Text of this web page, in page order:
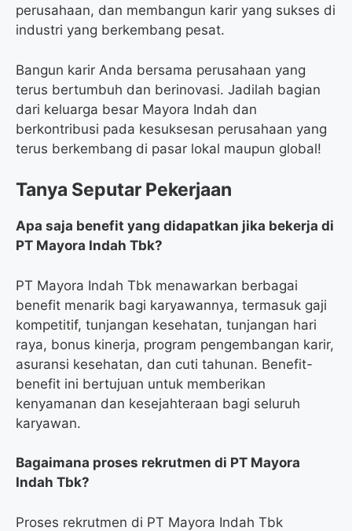
perusahaan, dan membangun karir yang sukses di
industri yang berkembang pesat.
Bangun karir Anda bersama perusahaan yang
terus bertumbuh dan berinovasi. Jadilah bagian
dari keluarga besar Mayora Indah dan
berkontribusi pada kesuksesan perusahaan yang
terus berkembang di pasar lokal maupun global!
Tanya Seputar Pekerjaan
Apa saja benefit yang didapatkan jika bekerja di
PT Mayora Indah Tbk?
PT Mayora Indah Tbk menawarkan berbagai
benefit menarik bagi karyawannya, termasuk gaji
kompetitif, tunjangan kesehatan, tunjangan hari
raya, bonus kinerja, program pengembangan karir,
asuransi kesehatan, dan cuti tahunan. Benefit-
benefit ini bertujuan untuk memberikan
kenyamanan dan kesejahteraan bagi seluruh
karyawan.
Bagaimana proses rekrutmen di PT Mayora
Indah Tbk?
Proses rekrutmen di PT Mayora Indah Tbk